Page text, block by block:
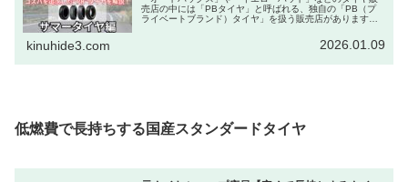
売店の中には「PBタイヤ」と呼ばれる、独自の「PB（プ
ライベートブランド）タイヤ」を扱う販売店があります。
kinuhide3.com 2026.01.09
低燃費で長持ちする国産スタンダードタイヤ